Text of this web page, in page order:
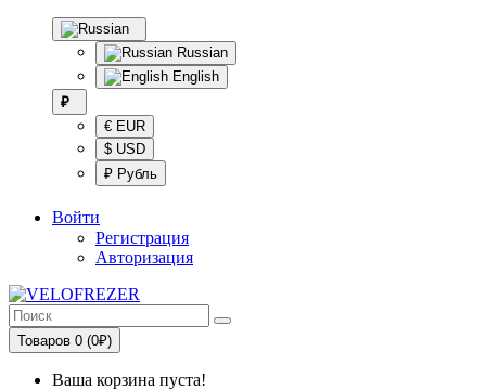
Russian
English
₽
€ EUR
$ USD
₽ Рубль
Войти
Регистрация
Авторизация
Товаров 0 (0₽)
Ваша корзина пуста!